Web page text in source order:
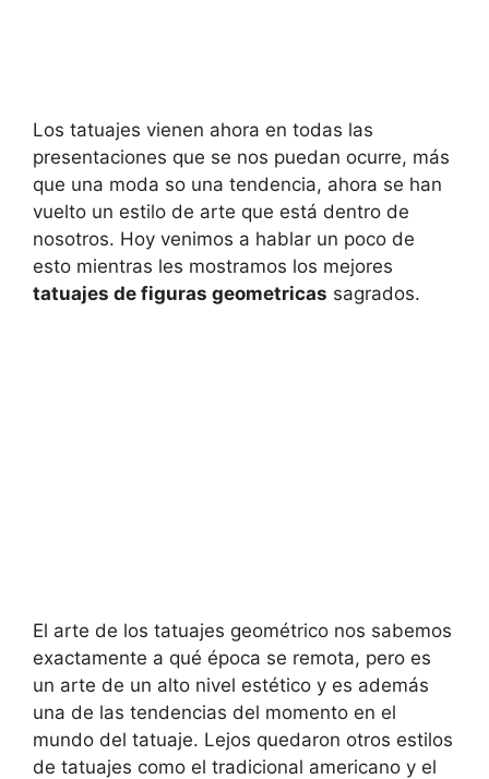
Los tatuajes vienen ahora en todas las
presentaciones que se nos puedan ocurre, más
que una moda so una tendencia, ahora se han
vuelto un estilo de arte que está dentro de
nosotros. Hoy venimos a hablar un poco de
esto mientras les mostramos los mejores
tatuajes de figuras geometricas sagrados.
El arte de los tatuajes geométrico nos sabemos
exactamente a qué época se remota, pero es
un arte de un alto nivel estético y es además
una de las tendencias del momento en el
mundo del tatuaje. Lejos quedaron otros estilos
de tatuajes como el tradicional americano y el